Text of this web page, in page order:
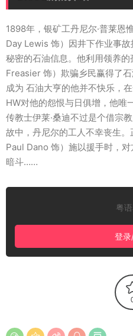
1898年，银矿工丹尼尔·普莱恩
Day Lewis 饰）因井下作业事
秘密的石油信息。他利用领养
Freasier 饰）欺骗乡民赢得了
成为 石油大亨的他并不快乐，
HW对他的怨恨与日俱增，他唯
传教士伊莱·桑迪不过是个借宗
故中，丹尼尔的工人不幸丧生
Paul Dano 饰）施以援手时，
暗斗……
粤
登